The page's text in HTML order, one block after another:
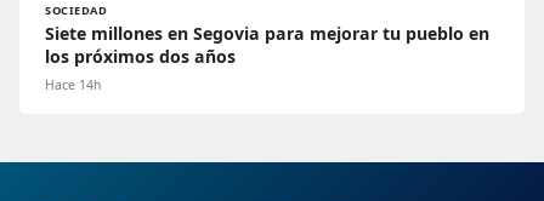
SOCIEDAD
Siete millones en Segovia para mejorar tu pueblo en
los próximos dos años
Hace 14h